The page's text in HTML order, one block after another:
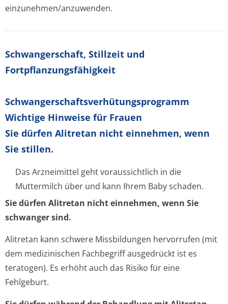
einzunehmen/an­zuwenden.
Schwangerschaft, Stillzeit und
Fortpflanzungsfähig­keit
Schwangerschaf­tsverhütungspro­gramm
Wichtige Hinweise für Frauen
Sie dürfen Alitretan nicht einnehmen, wenn
Sie stillen.
Das Arzneimittel geht voraussichtlich in die
Muttermilch über und kann Ihrem Baby schaden.
Sie dürfen Alitretan nicht einnehmen, wenn Sie
schwanger sind.
Alitretan kann schwere Missbildungen hervorrufen (mit
dem medizinischen Fachbegriff ausgedrückt ist es
teratogen). Es erhöht auch das Risiko für eine
Fehlgeburt.